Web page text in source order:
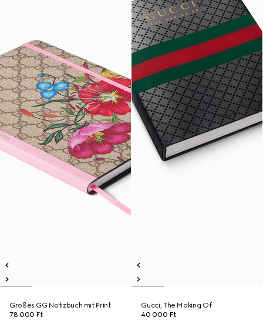
Großes GG Notizbuch mit Print
78 000 Ft
Gucci, The Making Of
40 000 Ft